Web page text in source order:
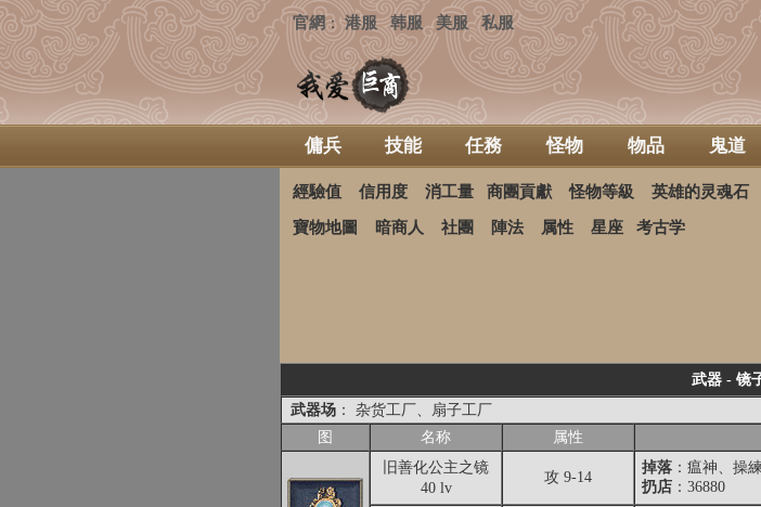
官網：港服 韩服 美服 私服
傭兵 技能 任務 怪物 物品 鬼道
經驗值 信用度 消工量 商團貢獻 怪物等級 英雄的灵魂石
寶物地圖 暗商人 社團 陣法 属性 星座 考古学
武器 - 镜
武器场 ： 杂货工厂、扇子工厂
图
名称 属性
旧善化公主之镜
40 lv
攻 9-14
掉落 ： 瘟神、操
扔店 ：36880